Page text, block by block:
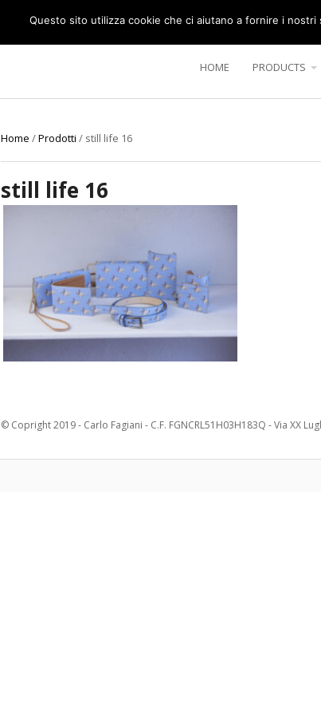
HOME PRODUCTS
Home /Prodotti / still life 16
still life 16
© Copright 2019 - Carlo Fagiani - C.F. FGNCRL51H03H183Q - Via XX
Questo sito utilizza cookie che ci aiutano a fornire i